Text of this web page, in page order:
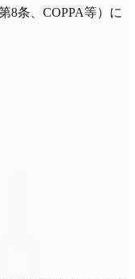
8条、COPPA等）に